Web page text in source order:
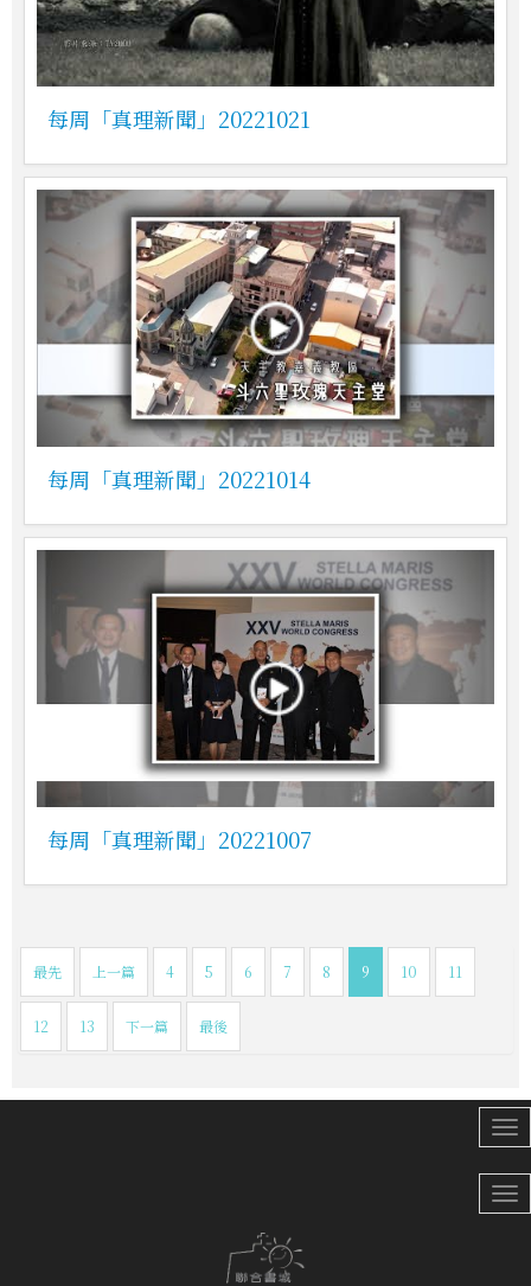
每周「真理新聞」20221021
每周「真理新聞」20221014
每周「真理新聞」20221007
最先 上一篇 4 5 6 7 8 9 10 11
12 13 下一篇 最後